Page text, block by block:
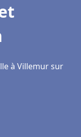
à Villemur sur